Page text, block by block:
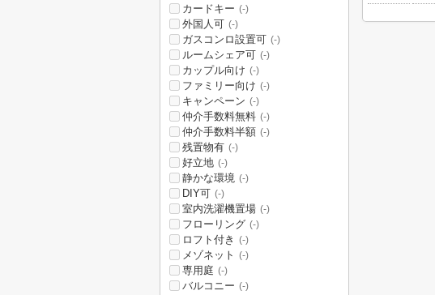
カードキー (-)
外国人可 (-)
ガスコンロ設置可 (-)
ルームシェア可 (-)
カップル向け (-)
ファミリー向け (-)
キャンペーン (-)
仲介手数料無料 (-)
仲介手数料半額 (-)
残置物有 (-)
好立地 (-)
静かな環境 (-)
DIY可 (-)
室内洗濯機置場 (-)
フローリング (-)
ロフト付き (-)
メゾネット (-)
専用庭 (-)
バルコニー (-)